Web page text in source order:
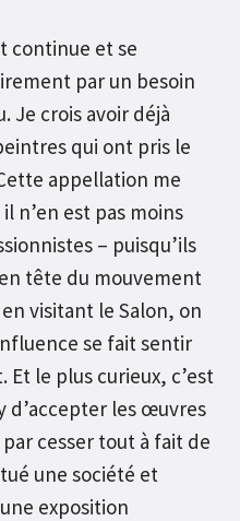
continue et se
par un besoin
Je crois avoir déjà
qui ont pris le
appellation me
n’en est pas moins
– puisqu’ils
tête du mouvement
visitant le Salon, on
se fait sentir
le plus curieux, c’est
d’accepter les œuvres
cesser tout à fait de
une société et
exposition